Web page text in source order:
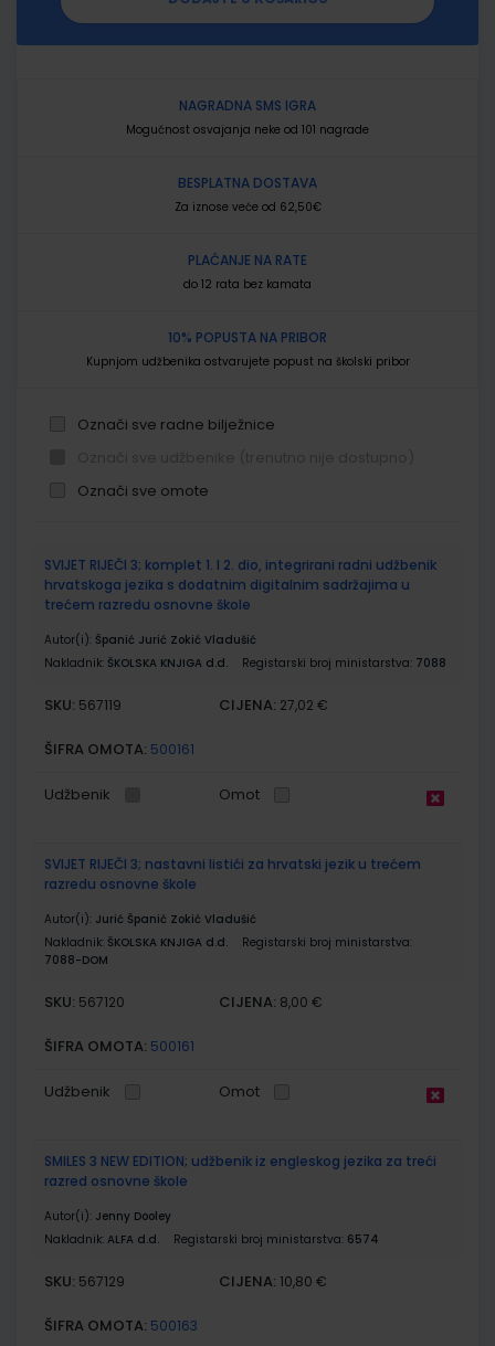
NAGRADNA SMS IGRA
Mogućnost osvajanja neke od 101 nagrade
BESPLATNA DOSTAVA
Za iznose veće od 62,50€
PLAĆANJE NA RATE
do 12 rata bez kamata
10% POPUSTA NA PRIBOR
Kupnjom udžbenika ostvarujete popust na školski pribor
Označi sve radne bilježnice
Označi sve omote
proizvodi
SVIJET RIJEČI 3; komplet 1. I 2. dio, integrirani radni udžbenik
hrvatskoga jezika s dodatnim digitalnim sadržajima u
trećem razredu osnovne škole
Autor(i): Španić Jurić Zokić Vladušić
Nakladnik: ŠKOLSKA KNJIGA d.d. Registarski broj ministarstva: 7088
SKU: 567119 CIJENA: 27,02 €
ŠIFRA OMOTA: 500161
Udžbenik Omot
SVIJET RIJEČI 3; nastavni listići za hrvatski jezik u trećem
razredu osnovne škole
Autor(i): Jurić Španić Zokić Vladušić
Nakladnik: ŠKOLSKA KNJIGA d.d.
Registarski broj ministarstva:
7088-DOM
SKU: 567120 CIJENA: 8,00 €
ŠIFRA OMOTA: 500161
Udžbenik Omot
SMILES 3 NEW EDITION; udžbenik iz engleskog jezika za treći
razred osnovne škole
Autor(i): Jenny Dooley
Nakladnik: ALFA d.d. Registarski broj ministarstva: 6574
SKU: 567129 CIJENA: 10,80 €
ŠIFRA OMOTA: 500163